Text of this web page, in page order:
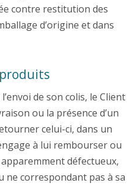
contre restitution des
d’origine et dans
de son colis, le Client
ou la présence d’un
celui-ci, dans un
à lui rembourser ou
défectueux,
ne correspondant pas à sa